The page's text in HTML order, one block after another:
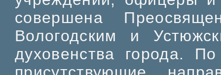
совершена
Вологодским и
духовенства города.